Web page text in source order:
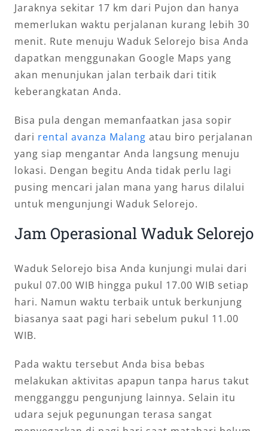
Jaraknya sekitar 17 km dari Pujon dan hanya
memerlukan waktu perjalanan kurang lebih 30
menit. Rute menuju Waduk Selorejo bisa Anda
dapatkan menggunakan Google Maps yang
akan menunjukan jalan terbaik dari titik
keberangkatan Anda.
Bisa pula dengan memanfaatkan jasa sopir
dari rental avanza Malang atau biro perjalanan
yang siap mengantar Anda langsung menuju
lokasi. Dengan begitu Anda tidak perlu lagi
pusing mencari jalan mana yang harus dilalui
untuk mengunjungi Waduk Selorejo.
Jam Operasional Waduk Selorejo
Waduk Selorejo bisa Anda kunjungi mulai dari
pukul 07.00 WIB hingga pukul 17.00 WIB setiap
hari. Namun waktu terbaik untuk berkunjung
biasanya saat pagi hari sebelum pukul 11.00
WIB.
Pada waktu tersebut Anda bisa bebas
melakukan aktivitas apapun tanpa harus takut
mengganggu pengunjung lainnya. Selain itu
udara sejuk pegunungan terasa sangat